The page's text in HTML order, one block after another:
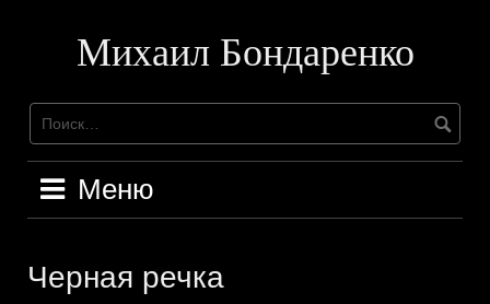
содержимомуМихаил Бондаренко
Меню
Черная речка